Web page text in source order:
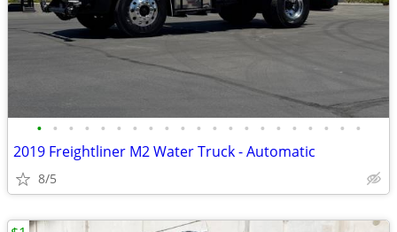
• • • • • • • • • • • • • • • • • • • • •
2019 Freightliner M2 Water Truck - Automatic
8/5